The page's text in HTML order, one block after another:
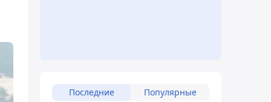
Последние Популярные